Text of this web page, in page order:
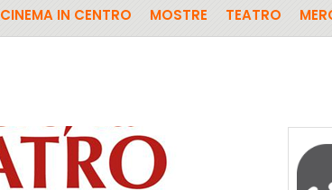
CINEMA IN CENTRO MOSTRE TEATRO